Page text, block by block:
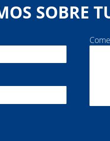
SOBRE